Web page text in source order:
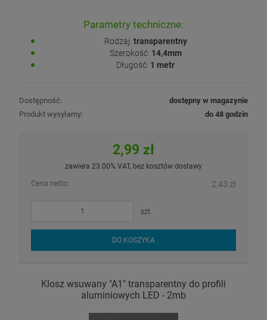
Parametry techniczne:
Rodzaj: transparentny
Szerokość: 14,4mm
Długość: 1 metr
Dostępność:
dostępny w magazynie
Produkt wysyłamy:
do 48 godzin
2,99 zł
zawiera 23.00% VAT, bez kosztów dostawy
Cena netto: 2,43 zł
szt.
DO KOSZYKA
Klosz wsuwany "A1" transparentny do profili
aluminiowych LED - 2mb